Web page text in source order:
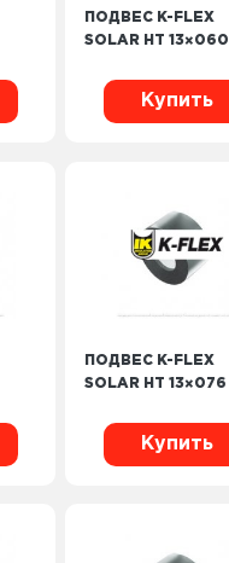
ПОДВЕС K-FLEX
SOLAR HT 13×060
Купить
ПОДВЕС K-FLEX
SOLAR HT 13×076
Купить